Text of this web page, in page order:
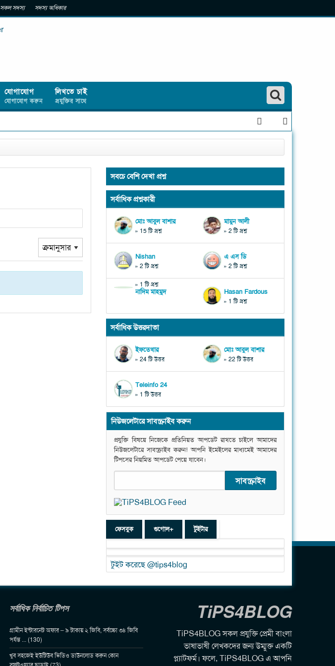
সকল সদস্য সদস্য অধিকার
যোগাযোগ
যোগাযোগ করুন
লিখতে চাই
প্রযুক্তির সাথে
সবচে বেশি দেখা প্রশ্ন
সর্বাধিক প্রশ্নকারী
মোঃ আবুল বাশার
» 15 টি প্রশ্ন
মামুন আলী
» 2 টি প্রশ্ন
Nishan
» 2 টি প্রশ্ন
এ এস ডি
» 2 টি প্রশ্ন
নাদিম মাহমুদ
» 1 টি প্রশ্ন
Hasan Fardous
» 1 টি প্রশ্ন
সর্বাধিক উত্তরদাতা
ইফতেখার
» 24 টি উত্তর
মোঃ আবুল বাশার
» 22 টি উত্তর
Teleinfo 24
» 1 টি উত্তর
নিউজলেটারে সাবস্ক্রাইব করুন
প্রযুক্তি বিষয়ে নিজেকে প্রতিনিয়ত আপডেট রাখতে চাইলে আমাদের
নিউজলেটারে সাবস্ক্রাইব করুন! আপনি ইমেইলের মাধ্যমেই আমাদের
টিপসের নিয়মিত আপডেট পেয়ে যাবেন।
ফেসবুক গুগোল+ টুইটার
টুইট করেছে @tips4blog
সর্বাধিক নির্বাচিত টিপস
গ্রামীন ইন্টারনেট অফার – ৯ টাকায় ২ জিবি, সর্বচ্চো ৩৪ জিবি
পর্যন্ত ... (130)
খুব সহজেই ইউটিউব ভিডিও ডাউনলোড করুন কোন
TiPS4BLOG
TiPS4BLOG সকল প্রযুক্তি প্রেমী বাংলা
ভাষাভাষী লেখকদের জন্য উম্মুক্ত একটি
প্ল্যাটফর্ম। ফলে, TiPS4BLOG এ আপনি